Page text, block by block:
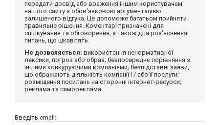
передати досвід або враження іншим користувачам
нашого сайту з обов'язковою аргументацією
залишеного відгука. Це допоможе багатьом прийняти
правильне рішення. Коментарі призначені для
спілкування та обговорення, а також для роз'яснення
питань, що цікавлять.
Не дозволяється: використання ненормативної
лексики, погроз або образ; безпосереднє порівняння з
іншими конкуруючими компаніями; безпідставні заяви,
що ображають діяльність компанії і / або її послуги;
розміщення посилань на сторонні інтернет-ресурси;
реклама та самореклама.
Введіть email: